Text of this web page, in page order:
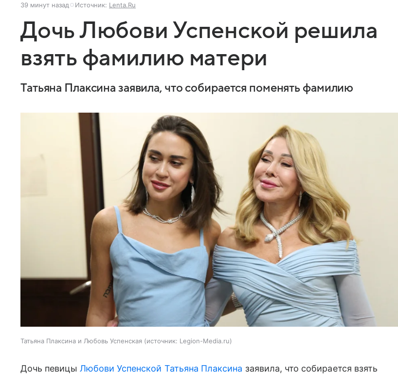
39 минут назад Источник: Lenta.Ru
Дочь Любови Успенской решила
взять фамилию матери
Татьяна Плаксина заявила, что собирается поменять фамилию
Татьяна Плаксина и Любовь Успенская источник: Legion-Media.ru
Дочь певицы Любови Успенской Татьяна Плаксина заявила, что собирается взять